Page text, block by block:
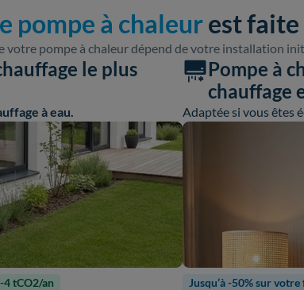
pompe à chaleurest faite
votre pompe à chaleur dépend de votre installation
le plus
à eau.
-4 tCO2/an
Pompe à
chauffage
Adaptée si vous êtes
Jusqu’à -50% sur